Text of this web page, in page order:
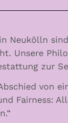
Neukölln
Unsere
zur
von
Fairness: